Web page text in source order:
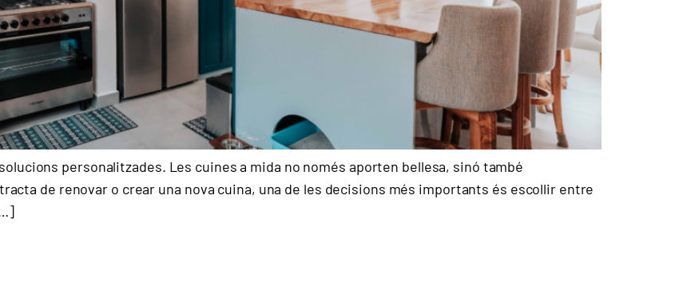
personalitzades. Les cuines a mida no només aporten bellesa, sinó també
de renovar o crear una nova cuina, una de les decisions més importants és escollir entre